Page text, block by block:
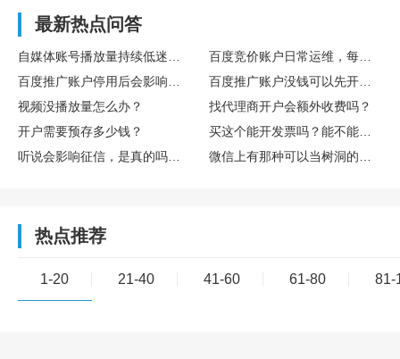
最新热点问答
视频没播放量怎么办？
找代理商开户会额外收费吗？
开户需要预存多少钱？
热点推荐
1-20 21-40 41-60 61-80 81-